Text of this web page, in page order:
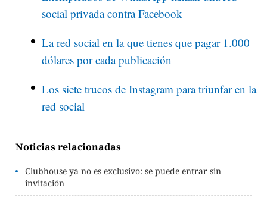
social privada contra Facebook
La red social en la que tienes que pagar 1.000
dólares por cada publicación
Los siete trucos de Instagram para triunfar en la
red social
Noticias relacionadas
Clubhouse ya no es exclusivo: se puede entrar sin
invitación